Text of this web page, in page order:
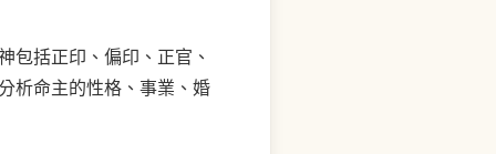
包括正印、偏印、正官、
析命主的性格、事業、婚